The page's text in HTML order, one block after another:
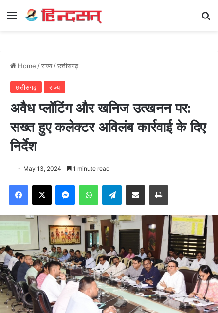
Menu
Home /राज्य /छत्तीसगढ़
छत्तीसगढ़ राज्य
अवैध प्लॉटिंग और खनिज उत्खनन पर:
सख्त हुए कलेक्टर अविलंब कार्रवाई के दिए
निर्देश
May 13, 2024 1 minute read
Facebook
X MessengerWhatsAppTelegramShare via Email Print